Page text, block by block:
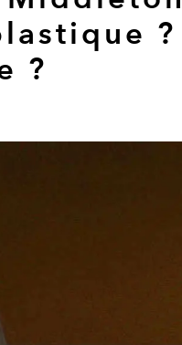
?
?